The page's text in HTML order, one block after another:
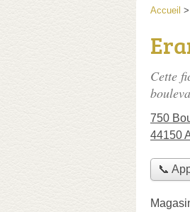
Accueil >
Cette
750
44150
📞